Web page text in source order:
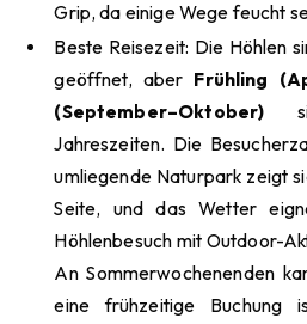
Grip, da einige Wege feucht
Beste Reisezeit: Die Höhlen
geöffnet, aber Frühling
(September–Oktober)
Jahreszeiten. Die
umliegende Naturpark zeigt
Seite, und das Wetter
Höhlenbesuch mit Outdoor-
An Sommerwochenenden
eine frühzeitige Buchung